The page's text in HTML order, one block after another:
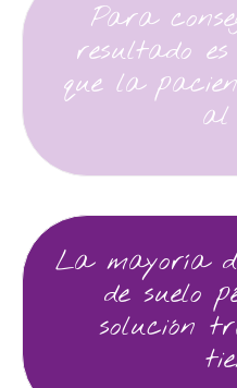
Para
resultado
que la
al
La mayoría
de suelo
solución